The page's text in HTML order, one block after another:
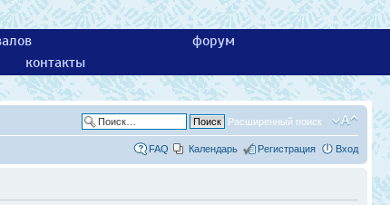
форум
контакты
Расширенный поиск
FAQ Календарь Регистрация Вход